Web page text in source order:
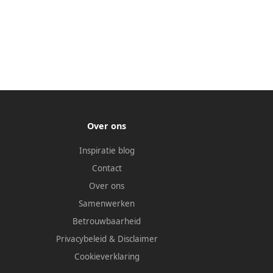
Over ons
Inspiratie blog
Contact
Over ons
Samenwerken
Betrouwbaarheid
Privacybeleid & Disclaimer
Cookieverklaring